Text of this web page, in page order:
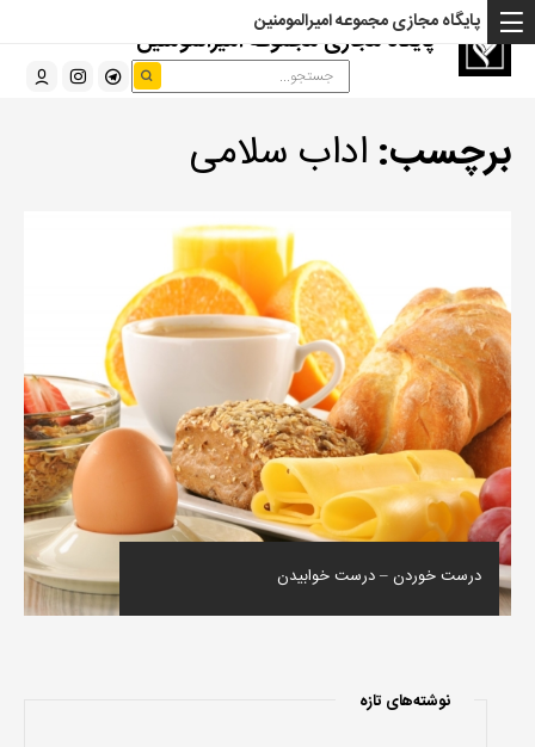
پایگاه مجازی مجموعه امیرالمومنین
پایگاه مجازی مجموعه امیرالمومنین
برچسب: اداب سلامی
درست خوردن – درست خوابیدن
نوشته‌های تازه